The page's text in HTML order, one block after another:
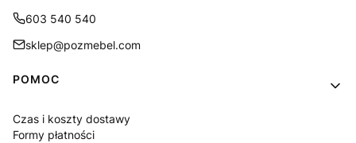
603 540 540
sklep@pozmebel.com
Linki w stopce
POMOC
Czas i koszty dostawy
Formy płatności